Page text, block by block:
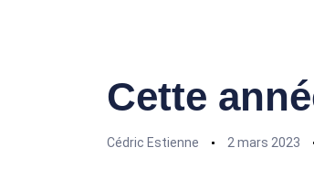
Cette
Cédric Estienne 2 mars 2023